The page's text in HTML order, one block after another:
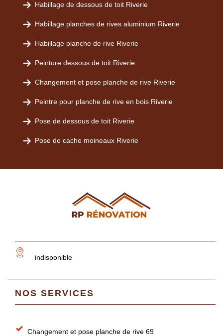
Habillage de dessous de toit Riverie
Habillage planches de rives aluminium Riverie
Habillage planche de rive Riverie
Peinture dessous de toit Riverie
Changement et pose planche de rive Riverie
Peintre pour planche de rive en bois Riverie
Pose de dessous de toit Riverie
Pose de cache moineaux Riverie
indisponible
NOS SERVICES
Changement et pose planche de rive 69